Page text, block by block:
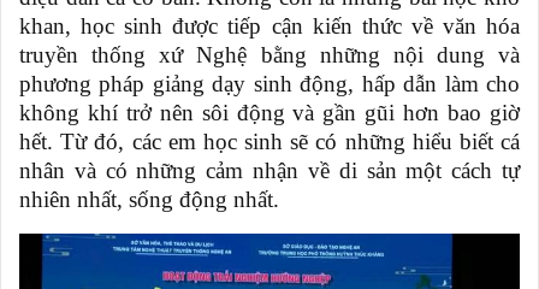
khan, học sinh được tiếp cận kiến thức về văn hóa
truyền thống xứ Nghệ bằng những nội dung và
phương pháp giảng dạy sinh động, hấp dẫn làm cho
không khí trở nên sôi động và gần gũi hơn bao giờ
hết. Từ đó, các em học sinh sẽ có những hiểu biết cá
nhân và có những cảm nhận về di sản một cách tự
nhiên nhất, sống động nhất.